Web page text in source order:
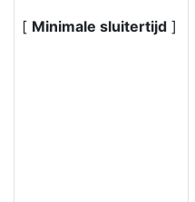
[ Minimale sluitertijd ]